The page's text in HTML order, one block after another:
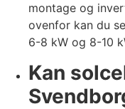
montage og
ovenfor kan du
6-8 kW og 8-10
Kan